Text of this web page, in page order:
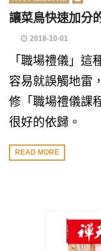
讓菜鳥快速加分
2018-10-01
「職場禮儀」這
容易就誤觸地雷
修「職場禮儀課
很好的依歸。
READ MORE